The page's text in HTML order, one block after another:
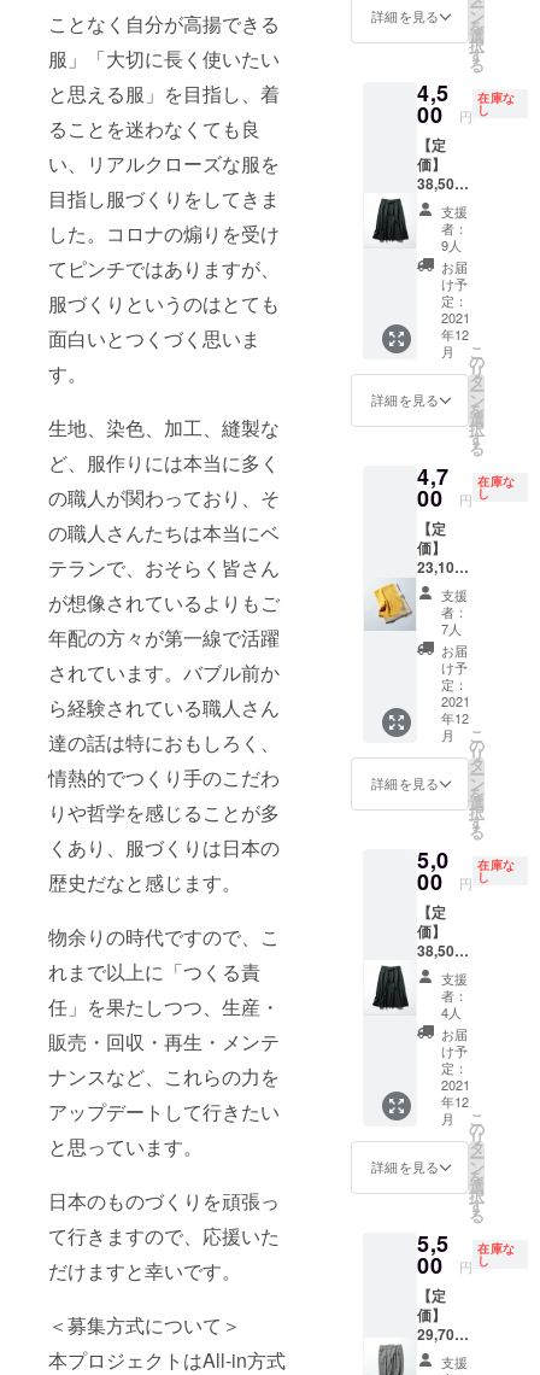
ことなく自分が高揚できる
服」「大切に長く使いたい
と思える服」を目指し、着
ることを迷わなくても良
い、リアルクローズな服を
目指し服づくりをしてきま
した。コロナの煽りを受け
てピンチではありますが、
服づくりというのはとても
面白いとつくづく思いま
す。
生地、染色、加工、縫製な
ど、服作りには本当に多く
の職人が関わっており、そ
の職人さんたちは本当にベ
テランで、おそらく皆さん
が想像されているよりもご
年配の方々が第一線で活躍
されています。バブル前か
ら経験されている職人さん
達の話は特におもしろく、
情熱的でつくり手のこだわ
りや哲学を感じることが多
くあり、服づくりは日本の
歴史だなと感じます。
物余りの時代ですので、こ
れまで以上に「つくる責
任」を果たしつつ、生産・
販売・回収・再生・メンテ
ナンスなど、これらの力を
アップデートして行きたい
と思っています。
日本のものづくりを頑張っ
て行きますので、応援いた
だけますと幸いです。
＜募集方式について＞
本プロジェクトはAll-in方式
ないよ
う、編
分ごと
に変
え、優
しい
ニュア
ンスを
プラ
ス。あ
たたか
みのあ
るブラ
ウン
が、ス
タイリ
ングに
を演出
してく
暖かい
倒的な
存在感
を纏う
ことが
出来
る。ア
ウター
の上か
ら羽織
るのも
よし。
イエ
ロー×ホ
ワイ
ト、グ
レー×ネ
イビー
の2種展
ブルな
ので合
わせる
服や気
分次第
で印象
を変え
られ
る。
くなる
う」と
いう思
いか
ら、マ
フラー
として
は珍し
いニッ
ト生地
を贅沢
に使
用。体
を包み
込む大
判サイ
ズで、
暖かい
倒的な
存在感
を纏う
ことが
出来
る。ア
ウター
の上か
ら羽織
るのも
よし。
イエ
ロー×ホ
ワイ
ト、グ
レー×ネ
イビー
の2種展
ブルな
ので合
わせる
服や気
分次第
で印象
を変え
られ
る。
m ウエ
ス
ト:74c
材 表
地：
ウール
80%
ナイ
ロン
19% 裏
地：ポ
リエス
テル
100%
・生産
MADE
CHINA
・モデ
うたび
に、高
揚感を
感じら
れるス
カー
ト」を
作りた
いとい
う思い
で生ま
れたア
イテ
ム。上
質な
スー
パー
ドレー
プが、
装いに
特別感
をもた
らし、
Ａライ
ンの優
雅なシ
ルエッ
トが女
性らし
さを引
き立て
てくれ
ルトリ
ボンを
ば、サ
イズの
調整も
可能。
詳細を見る ー
ン
を
選
択
す
る
4,5
00 円
在庫な
し
【定
価】
38,500
円（税
込）
【アイ
テム説
明】 ・
サイ
ズ：
M ス
カート
丈:77c
m ウエ
ス
ト:74c
材 表
地：
ウール
80%
ナイ
ロン
19% 裏
地：ポ
リエス
テル
100%
・生産
MADE
CHINA
・モデ
うたび
に、高
揚感を
感じら
れるス
カー
ト」を
作りた
いとい
う思い
で生ま
れたア
イテ
ム。上
質な
スー
パー
ドレー
プが、
装いに
特別感
をもた
らし、
Ａライ
支援
者：
9人
お届
け予
定：
2021
年12
月
詳細を見る
こ
の
リ
タ
ー
ン
を
選
択
す
る
4,7
00 円
在庫な
し
【定
価】
23,100
円（税
込）
【アイ
テム説
明】 ・
サイ
ズ：長
さ:180c
巾:69c
m ・素
材% 再
生繊維
コー
ス）
40% ナ
イロン
30% ポ
リエス
テル
27% カ
シミア
3% ・生
産国
MADE
CHINA
「身を
預けた
くなる
う」と
いう思
いか
ら、マ
フラー
として
は珍し
支援
者：
7人
お届
け予
定：
2021
年12
月
詳細を見る
こ
の
リ
タ
ー
ン
を
選
択
す
る
5,0
00 円
在庫な
し
【定
価】
38,500
円（税
込）
【アイ
テム説
明】 ・
サイ
ズ：
M ス
カート
丈:77c
m ウエ
ス
ト:74c
材 表
地：
ウール
80%
ナイ
ロン
19% 裏
支援
者：
4人
お届
け予
定：
2021
年12
月
詳細を見る
こ
の
リ
タ
ー
ン
を
選
択
す
る
5,5
00 円
在庫な
し
【定
価】
29,700
円（税
支援